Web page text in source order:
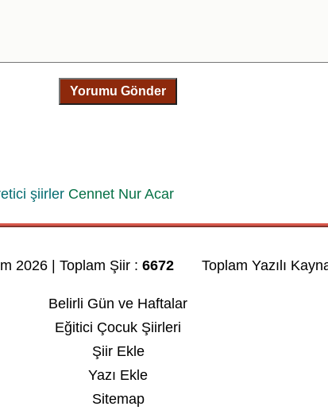
Yorumu Gönder
şiirler Cennet Nur Acar
2026 | Toplam Şiir :6672 Toplam Yazılı
Belirli Gün ve Haftalar
Eğitici Çocuk Şiirleri
Şiir Ekle
Yazı Ekle
Sitemap